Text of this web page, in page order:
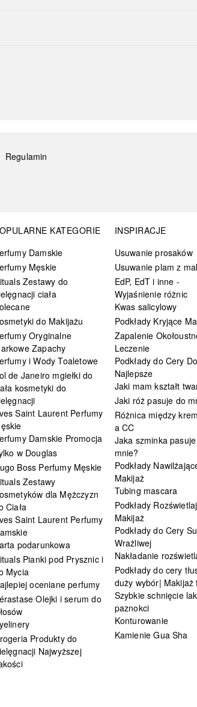
Regulamin
KATEGORIE
Damskie
Męskie
Zestawy do
ciała
do Makijażu
Oryginalne
Zapachy
i Wody Toaletowe
de Janeiro mgiełki do
kosmetyki do
Saint Laurent Perfumy
Damskie Promocja
w Douglas
Boss Perfumy Męskie
Zestawy
dla Mężczyzn
Ciała
Saint Laurent Perfumy
podarunkowa
Pianki pod Prysznic i
Mycia
oceniane perfumy
Olejki i serum do
Produkty do
Najwyższej
INSPIRACJE
Usuwanie prosaków
Usuwanie plam z
EdP, EdT i inne -
Wyjaśnienie różnic
Kwas salicylowy
Podkłady Kryjące
Zapalenie
Leczenie
Podkłady do Cery
Najlepsze
Jaki mam kształt
Jaki róż pasuje do
Różnica między
a CC
Jaka szminka
mnie?
Podkłady
Makijaż
Tubing mascara
Podkłady
Makijaż
Podkłady do Cery
Wrażliwej
Nakładanie
Podkłady do cery
duży wybór| Makijaż
Szybkie schnięcie
paznokci
Konturowanie
Kamienie Gua Sha